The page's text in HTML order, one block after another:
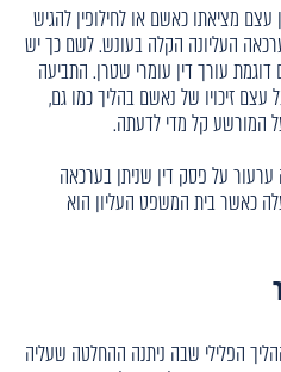
עצם מציאתו כאשם או לחילופין להגיש
העליונה הקלה בעונש. לשם כך יש
דוגמת עורך דין עומרי שטרן. התביעה
זיכויו של נאשם בהליך כמו גם,
המורשע קל מדי לדעתה.
השפיטה ערעור על פסק דין שניתן בערכאה
כאשר בית המשפט העליון הוא
הפלילי שבה ניתנה ההחלטה שעליה